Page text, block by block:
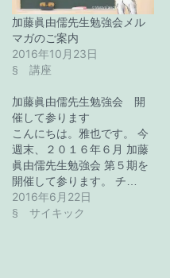
加藤眞由儒先生勉強会メル
マガのご案内
2016年10月23日
§ 講座
加藤眞由儒先生勉強会 開
催して参ります
こんにちは。雅也です。 今
週末、２０１６年６月 加藤
眞由儒先生勉強会 第５期を
開催して参ります。 チ…
2016年6月22日
§ サイキック